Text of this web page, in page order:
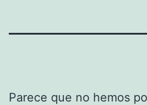
Parece que no hemos